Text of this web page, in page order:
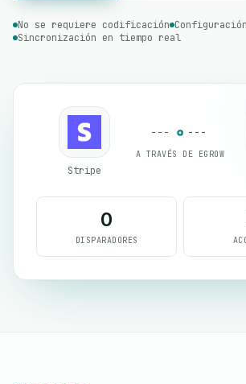
No se requiere codificación
Sincronización en tiempo real
Stripe
A TRAVÉS DE EGROW
0
DISPARADORES